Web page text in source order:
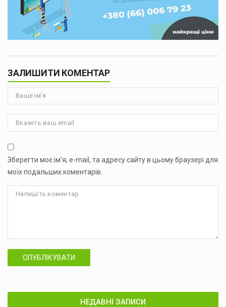
ЗАЛИШИТИ КОМЕНТАР
Зберегти моє ім'я, e-mail, та адресу сайту в цьому браузері для
моїх подальших коментарів.
ОПУБЛІКУВАТИ
НЕДАВНІ ЗАПИСИ